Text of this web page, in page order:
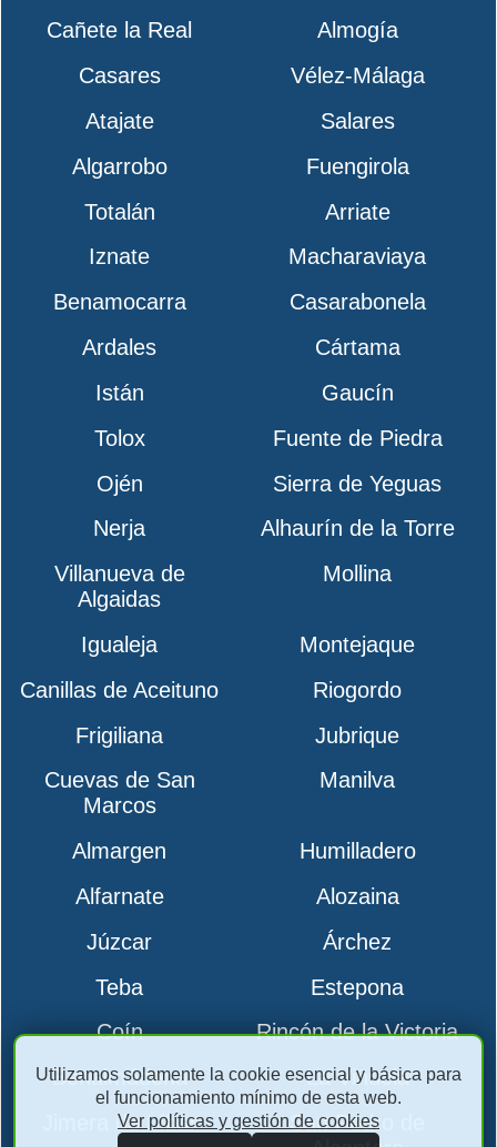
Cañete la Real
Almogía
Casares
Vélez-Málaga
Atajate
Salares
Algarrobo
Fuengirola
Totalán
Arriate
Iznate
Macharaviaya
Benamocarra
Casarabonela
Ardales
Cártama
Istán
Gaucín
Tolox
Fuente de Piedra
Ojén
Sierra de Yeguas
Nerja
Alhaurín de la Torre
Villanueva de
Algaidas
Mollina
Igualeja
Montejaque
Canillas de Aceituno
Riogordo
Frigiliana
Jubrique
Cuevas de San
Marcos
Manilva
Almargen
Humilladero
Alfarnate
Alozaina
Júzcar
Árchez
Teba
Estepona
Coín
Rincón de la Victoria
Benalmádena
La Viñuela
Jimera de Líbar
San Pedro de
Utilizamos solamente la cookie esencial y básica para
el funcionamiento mínimo de esta web.
Ver políticas y gestión de cookies